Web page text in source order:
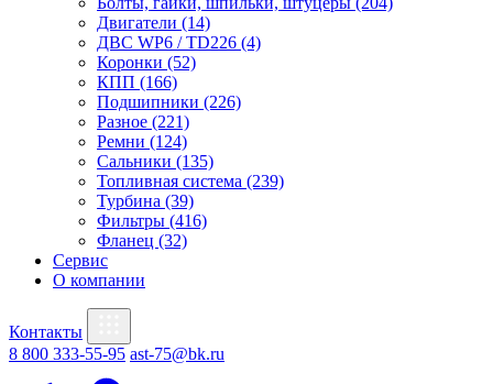
Двигатели (14)
ДВС WP6 / TD226 (4)
Коронки (52)
КПП (166)
Подшипники (226)
Разное (221)
Ремни (124)
Сальники (135)
Топливная система (239)
Турбина (39)
Фильтры (416)
Фланец (32)
Сервис
О компании
Контакты
8 800 333-55-95 ast-75@bk.ru